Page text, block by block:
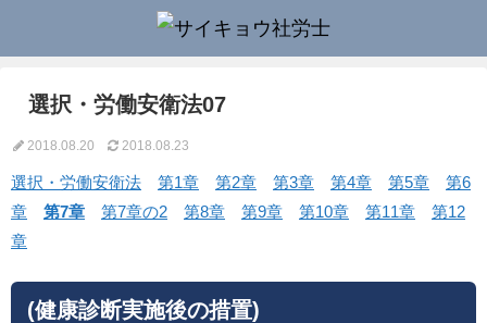
選択・労働安衛法07
2018.08.20 2018.08.23
選択・労働安衛法 第1章 第2章 第3章 第4章 第5章
第6
章
第7章 第7章の2 第8章 第9章 第10章 第11章
第12
章
(健康診断実施後の措置)